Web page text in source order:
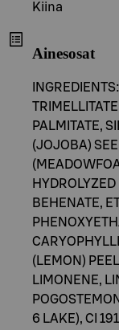
Kiina
Ainesosat
PALMITATE,
(JOJOBA)
BEHENATE,
(LEMON)
LIMONENE,
6 LAKE), CI